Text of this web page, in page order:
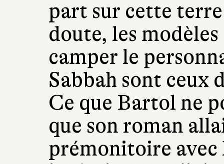
part sur cette terre
doute, les
camper le
Sabbah sont ceux
Ce que Bartol ne
que son roman
prémonitoire avec